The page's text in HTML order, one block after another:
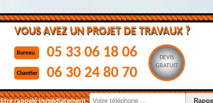
VOUS AVEZ UN PROJET DE TRAVAUX ?
Bureau 05 33 06 18 06
Chantier 06 30 24 80 70
DEVIS
GRATUIT
Etre rappelé immédiatement: